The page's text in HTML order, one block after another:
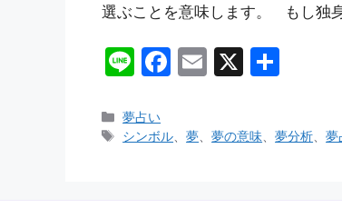
選ぶことを意味します。 もし独
Li
e
F
e
E
l
X
カ
テ
夢占い
タ
シンボル 、夢 、夢の意味 、夢分析 、夢